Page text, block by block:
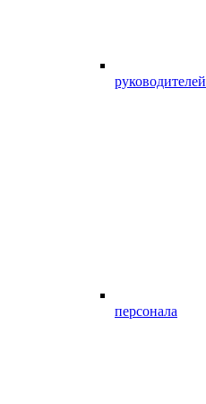
руководителей
персонала